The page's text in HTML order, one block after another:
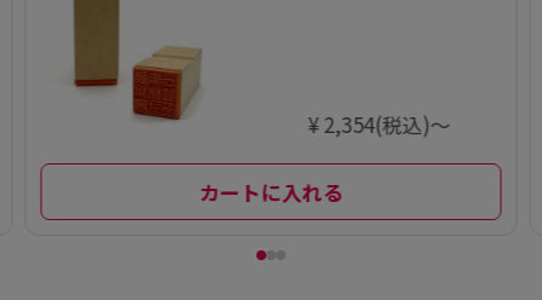
¥ 2,354(税込)～
カートに入れる